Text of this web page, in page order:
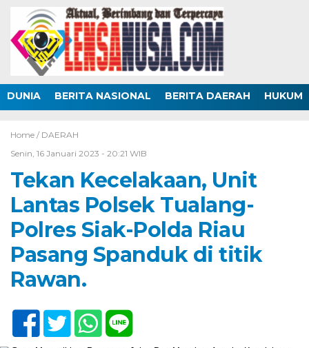
DUNIA BERITA NASIONAL BERITA DAERAH HUKUM
Home / DAERAH
Senin, 16 Januari 2023 - 20:21 WIB
Tekan Kecelakaan, Unit
Lantas Polsek Tualang-
Polres Siak-Polda Riau
Pasang Spanduk di titik
Rawan.